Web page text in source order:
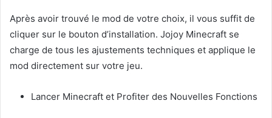
Après avoir trouvé le mod de votre choix, il vous suffit de
cliquer sur le bouton d’installation. Jojoy Minecraft se
charge de tous les ajustements techniques et applique le
mod directement sur votre jeu.
Lancer Minecraft et Profiter des Nouvelles Fonctions